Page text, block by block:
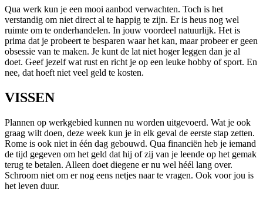
Qua werk kun je een mooi aanbod verwachten. Toch is het
verstandig om niet direct al te happig te zijn. Er is heus nog wel
ruimte om te onderhandelen. In jouw voordeel natuurlijk. Het is
prima dat je probeert te besparen waar het kan, maar probeer er geen
obsessie van te maken. Je kunt de lat niet hoger leggen dan je al
doet. Geef jezelf wat rust en richt je op een leuke hobby of sport. En
nee, dat hoeft niet veel geld te kosten.
VISSEN
Plannen op werkgebied kunnen nu worden uitgevoerd. Wat je ook
graag wilt doen, deze week kun je in elk geval de eerste stap zetten.
Rome is ook niet in één dag gebouwd. Qua financiën heb je iemand
de tijd gegeven om het geld dat hij of zij van je leende op het gemak
terug te betalen. Alleen doet diegene er nu wel héél lang over.
Schroom niet om er nog eens netjes naar te vragen. Ook voor jou is
het leven duur.